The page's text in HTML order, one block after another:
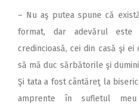
– Nu aş putea spune că
format, dar adevărul
credincioasă, cei din casă şi
să mă duc sărbătorile şi
Şi tata a fost cântăreţ la
amprente în sufletul